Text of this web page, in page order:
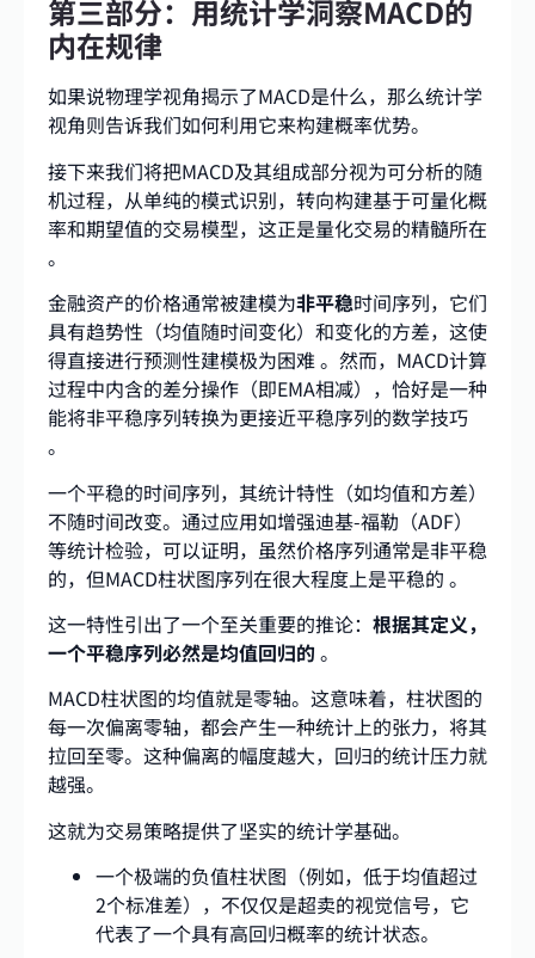
第三部分：用统计学洞察MACD的
内在规律
如果说物理学视角揭示了MACD是什么，那么统计学
视角则告诉我们如何利用它来构建概率优势。
接下来我们将把MACD及其组成部分视为可分析的随
机过程，从单纯的模式识别，转向构建基于可量化概
率和期望值的交易模型，这正是量化交易的精髓所在
。
金融资产的价格通常被建模为非平稳时间序列，它们
具有趋势性（均值随时间变化）和变化的方差，这使
得直接进行预测性建模极为困难 。然而，MACD计算
过程中内含的差分操作（即EMA相减），恰好是一种
能将非平稳序列转换为更接近平稳序列的数学技巧
。
一个平稳的时间序列，其统计特性（如均值和方差）
不随时间改变。通过应用如增强迪基-福勒（ADF）
等统计检验，可以证明，虽然价格序列通常是非平稳
的，但MACD柱状图序列在很大程度上是平稳的 。
这一特性引出了一个至关重要的推论： 根据其定义，
一个平稳序列必然是均值回归的。
MACD柱状图的均值就是零轴。这意味着，柱状图的
每一次偏离零轴，都会产生一种统计上的张力，将其
拉回至零。这种偏离的幅度越大，回归的统计压力就
越强。
这就为交易策略提供了坚实的统计学基础。
一个极端的负值柱状图（例如，低于均值超过
2个标准差），不仅仅是超卖的视觉信号，它
代表了一个具有高回归概率的统计状态。